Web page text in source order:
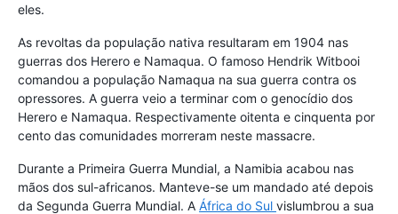
eles.
As revoltas da população nativa resultaram em 1904 nas
guerras dos Herero e Namaqua. O famoso Hendrik Witbooi
comandou a população Namaqua na sua guerra contra os
opressores. A guerra veio a terminar com o genocídio dos
Herero e Namaqua. Respectivamente oitenta e cinquenta por
cento das comunidades morreram neste massacre.
Durante a Primeira Guerra Mundial, a Namibia acabou nas
mãos dos sul-africanos. Manteve-se um mandado até depois
da Segunda Guerra Mundial. A África do Sul vislumbrou a sua